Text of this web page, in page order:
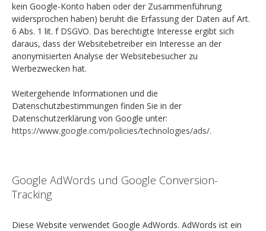
kein Google-Konto haben oder der Zusammenführung
widersprochen haben) beruht die Erfassung der Daten auf Art.
6 Abs. 1 lit. f DSGVO. Das berechtigte Interesse ergibt sich
daraus, dass der Websitebetreiber ein Interesse an der
anonymisierten Analyse der Websitebesucher zu
Werbezwecken hat.
Weitergehende Informationen und die
Datenschutzbestimmungen finden Sie in der
Datenschutzerklärung von Google unter:
https://www.google.com/policies/technologies/ads/.
Google AdWords und Google Conversion-
Tracking
Diese Website verwendet Google AdWords. AdWords ist ein